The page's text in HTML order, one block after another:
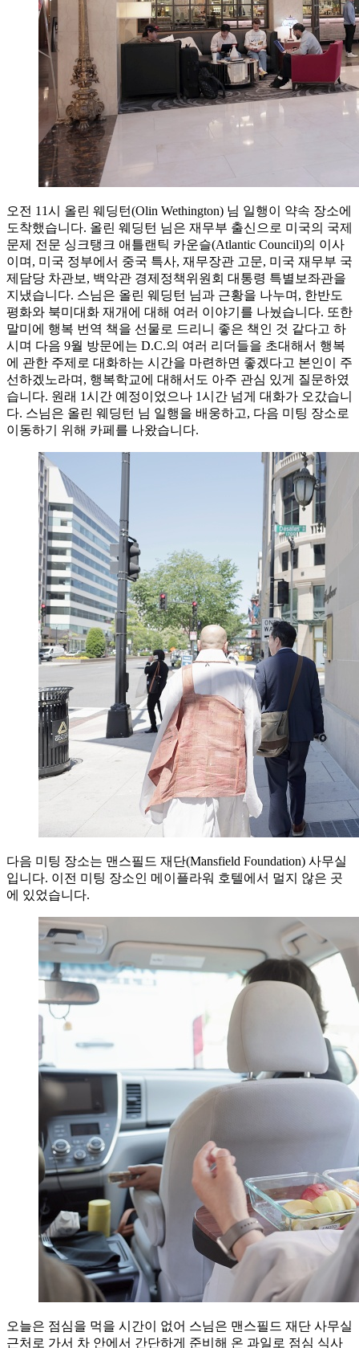
오전 11시 올린 웨딩턴(Olin Wethington) 님 일행이 약속 장소에
도착했습니다. 올린 웨딩턴 님은 재무부 출신으로 미국의 국제
문제 전문 싱크탱크 애틀랜틱 카운슬(Atlantic Council)의 이사
이며, 미국 정부에서 중국 특사, 재무장관 고문, 미국 재무부 국
제담당 차관보, 백악관 경제정책위원회 대통령 특별보좌관을
지냈습니다. 스님은 올린 웨딩턴 님과 근황을 나누며, 한반도
평화와 북미대화 재개에 대해 여러 이야기를 나눴습니다. 또한
말미에 행복 번역 책을 선물로 드리니 좋은 책인 것 같다고 하
시며 다음 9월 방문에는 D.C.의 여러 리더들을 초대해서 행복
에 관한 주제로 대화하는 시간을 마련하면 좋겠다고 본인이 주
선하겠노라며, 행복학교에 대해서도 아주 관심 있게 질문하였
습니다. 원래 1시간 예정이었으나 1시간 넘게 대화가 오갔습니
다. 스님은 올린 웨딩턴 님 일행을 배웅하고, 다음 미팅 장소로
이동하기 위해 카페를 나왔습니다.
다음 미팅 장소는 맨스필드 재단(Mansfield Foundation) 사무실
입니다. 이전 미팅 장소인 메이플라워 호텔에서 멀지 않은 곳
에 있었습니다.
오늘은 점심을 먹을 시간이 없어 스님은 맨스필드 재단 사무실
근처로 가서 차 안에서 간단하게 준비해 온 과일로 점심 식사